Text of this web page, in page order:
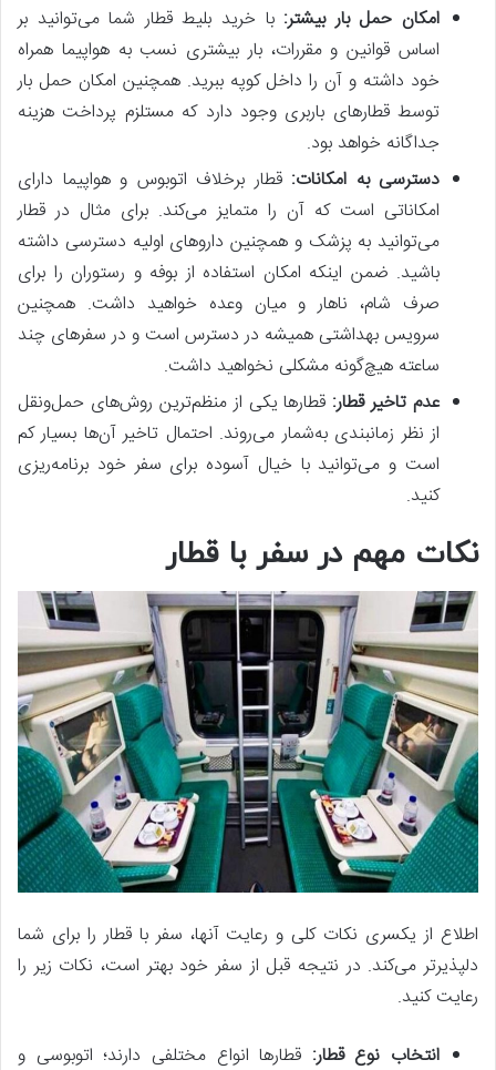
امکان حمل بار بیشتر: با خرید بلیط قطار شما می‌توانید بر
اساس قوانین و مقررات، بار بیشتری نسب به هواپیما همراه
خود داشته و آن را داخل کوپه ببرید. همچنین امکان حمل بار
توسط قطارهای باربری وجود دارد که مستلزم پرداخت هزینه
جداگانه خواهد بود.
دسترسی به امکانات: قطار برخلاف اتوبوس و هواپیما دارای
امکاناتی است که آن را متمایز می‌کند. برای مثال در قطار
می‌توانید به پزشک و همچنین داروهای اولیه دسترسی داشته
باشید. ضمن اینکه امکان استفاده از بوفه و رستوران را برای
صرف شام، ناهار و میان وعده خواهید داشت. همچنین
سرویس بهداشتی همیشه در دسترس است و در سفرهای چند
ساعته هیچ‌گونه مشکلی نخواهید داشت.
عدم تاخیر قطار: قطارها یکی از منظم‌ترین روش‌های حمل‌‌ونقل
از نظر زمانبندی به‌شمار می‌روند. احتمال تاخیر آن‌ها بسیار کم
است و می‌توانید با خیال آسوده برای سفر خود برنامه‌ریزی
کنید.
نکات مهم در سفر با قطار
اطلاع از یکسری نکات کلی و رعایت آنها، سفر با قطار را برای شما
دلپذیرتر می‌کند. در نتیجه قبل از سفر خود بهتر است، نکات زیر را
رعایت کنید.
انتخاب نوع قطار: قطارها انواع مختلفی دارند؛ اتوبوسی و